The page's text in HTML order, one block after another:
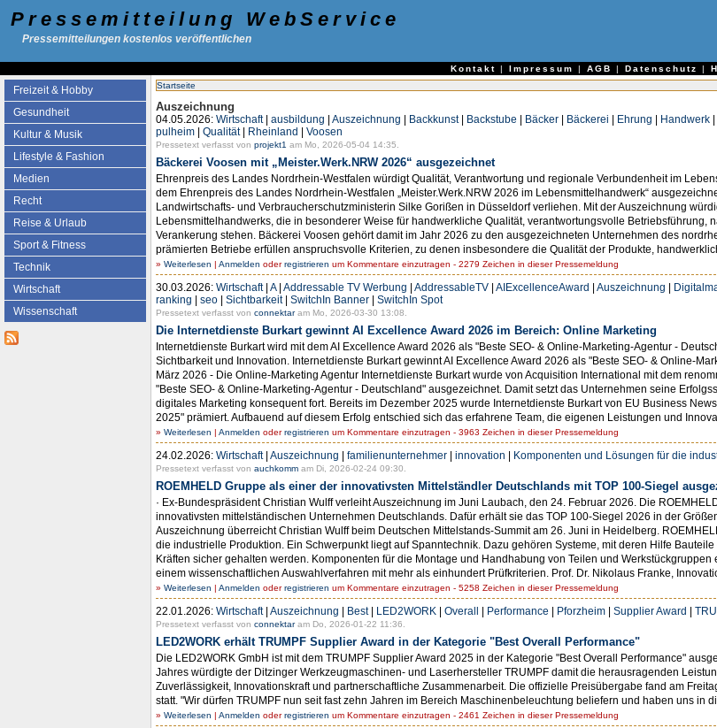
Pressemitteilung WebService
Pressemitteilungen kostenlos veröffentlichen
Kontakt | Impressum | AGB | Datenschutz |
Freizeit & Hobby
Gesundheit
Kultur & Musik
Lifestyle & Fashion
Medien
Recht
Reise & Urlaub
Sport & Fitness
Technik
Wirtschaft
Wissenschaft
Startseite
Auszeichnung
04.05.2026: Wirtschaft| ausbildung | Auszeichnung | Backkunst| Backstube | Bäcker | Bäckerei | Ehrung | Handwerk |
pulheim | Qualität| Rheinland | Voosen
Pressetext verfasst von projekt1 am Mo, 2026-05-04 14:35.
Bäckerei Voosen mit „Meister.Werk.NRW 2026“ ausgezeichnet
Ehrenpreis des Landes Nordrhein-Westfalen würdigt Qualität, Verantwortung und regionale Verbundenheit im
dem Ehrenpreis des Landes Nordrhein-Westfalen „Meister.Werk.NRW 2026 im Lebensmittelhandwerk“
Landwirtschafts- und Verbraucherschutzministerin Silke Gorißen in Düsseldorf verliehen. Mit der Auszeichnung
Lebensmittelhandwerks, die in besonderer Weise für handwerkliche Qualität, verantwortungsvolle Betriebsführung,
Verankerung stehen. Bäckerei Voosen gehört damit im Jahr 2026 zu den ausgezeichneten Unternehmen des
prämierten Betriebe erfüllen anspruchsvolle Kriterien, zu denen insbesondere die Qualität der Produkte,
» Weiterlesen | Anmelden oderregistrieren um Kommentare einzutragen - 2279 Zeichen in dieser Pressemeldung
30.03.2026: Wirtschaft| A| Addressable TV Werbung | AddressableTV | AIExcellenceAward | Auszeichnung |
ranking | seo | Sichtbarkeit| SwitchIn Banner | SwitchIn Spot
Pressetext verfasst von connektaram Mo, 2026-03-30 13:08.
Die Internetdienste Burkart gewinnt AI Excellence Award 2026 im Bereich: Online Marketing
Internetdienste Burkart wird mit dem AI Excellence Award 2026 als "Beste SEO- & Online-Marketing-Agentur -
Sichtbarkeit und Innovation. Internetdienste Burkart gewinnt AI Excellence Award 2026 als "Beste SEO- & Online-
März 2026 - Die Online-Marketing Agentur Internetdienste Burkart wurde von Acquisition International mit dem
"Beste SEO- & Online-Marketing-Agentur - Deutschland" ausgezeichnet. Damit setzt das Unternehmen seine
digitales Marketing konsequent fort. Bereits im Dezember 2025 wurde Internetdienste Burkart von EU Business
2025" prämiert. Aufbauend auf diesem Erfolg entschied sich das erfahrene Team, die eigenen Leistungen und
» Weiterlesen | Anmelden oderregistrieren um Kommentare einzutragen - 3963 Zeichen in dieser Pressemeldung
24.02.2026: Wirtschaft| Auszeichnung | familienunternehmer | innovation | Komponenten und Lösungen für die
Pressetext verfasst von auchkomm am Di, 2026-02-24 09:30.
ROEMHELD Gruppe als einer der innovativsten Mittelständler Deutschlands mit TOP 100-Siegel
· Ex-Bundespräsident Christian Wulff verleiht Auszeichnung im Juni Laubach, den 24. Februar 2026. Die
innovativsten mittelständischen Unternehmen Deutschlands. Dafür erhält sie das TOP 100-Siegel 2026 in der
Auszeichnung überreicht Christian Wulff beim Deutschen Mittelstands-Summit am 26. Juni in Heidelberg.
die industrielle Produktion. Ein Schwerpunkt liegt auf Spanntechnik. Dazu gehören Systeme, mit deren Hilfe
Kräften sicher gehalten werden. Komponenten für die Montage und Handhabung von Teilen und
einem wissenschaftlichen Auswahlverfahren mit mehr als einhundert Prüfkriterien. Prof. Dr. Nikolaus Franke,
» Weiterlesen | Anmelden oderregistrieren um Kommentare einzutragen - 5258 Zeichen in dieser Pressemeldung
22.01.2026: Wirtschaft| Auszeichnung | Best| LED2WORK | Overall | Performance | Pforzheim | Supplier Award |
Pressetext verfasst von connektaram Do, 2026-01-22 11:36.
LED2WORK erhält TRUMPF Supplier Award in der Kategorie "Best Overall Performance"
Die LED2WORK GmbH ist mit dem TRUMPF Supplier Award 2025 in der Kategorie "Best Overall Performance"
Jahres würdigte der Ditzinger Werkzeugmaschinen- und Laserhersteller TRUMPF damit die herausragenden
Zuverlässigkeit, Innovationskraft und partnerschaftliche Zusammenarbeit. Die offizielle Preisübergabe fand am
statt. "Wir dürfen TRUMPF nun seit fast zehn Jahren im Bereich Maschinenbeleuchtung beliefern und haben uns in
» Weiterlesen | Anmelden oderregistrieren um Kommentare einzutragen - 2461 Zeichen in dieser Pressemeldung